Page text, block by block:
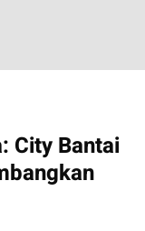
City Bantai